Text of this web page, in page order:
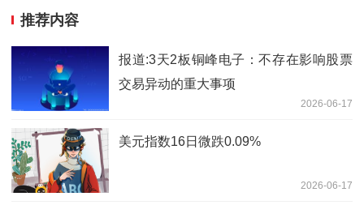
推荐内容
报道:3天2板铜峰电子：不存在影响股票
交易异动的重大事项
2026-06-17
美元指数16日微跌0.09%
2026-06-17